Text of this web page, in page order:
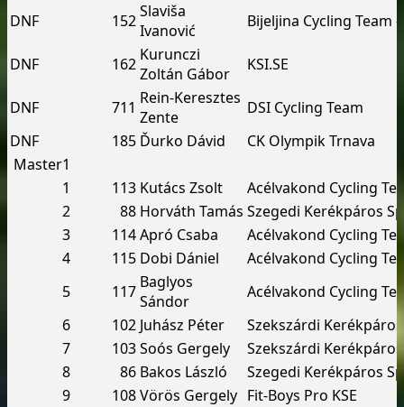
DNF 152Slaviša
Ivanović
Bijeljina Cycling Team
DNF 162 Kurunczi
Zoltán Gábor
KSI.SE
DNF 711 Rein-Keresztes
Zente
DSI Cycling Team
DNF
185 Ďurko Dávid
CK Olympik Trnava
Master1
1
113 Kutács Zsolt
Acélvakond Cycling
2
88 Horváth Tamás Szegedi Kerékpáros
3
114Apró Csaba
Acélvakond Cycling
4
115 Dobi Dániel
Acélvakond Cycling
5
117 Baglyos
Sándor
Acélvakond Cycling
6
102 Juhász Péter
Szekszárdi Kerékpáros
7
103Soós Gergely
Szekszárdi Kerékpáros
8
86 Bakos László
Szegedi Kerékpáros
9
108Vörös Gergely Fit-Boys Pro KSE